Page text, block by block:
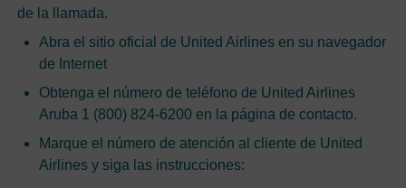
de la llamada.
Abra el sitio oficial de United Airlines en su navegador
de Internet
Obtenga el número de teléfono de United Airlines
Aruba 1 (800) 824-6200 en la página de contacto.
Marque el número de atención al cliente de United
Airlines y siga las instrucciones: